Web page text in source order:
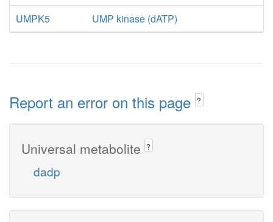
UMPK5
UMP kinase (dATP)
Report an error on this page ?
Universal metabolite ?
dadp